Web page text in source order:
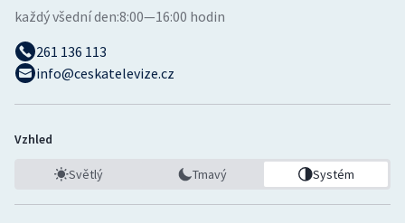
každý všední den:8:00—16:00 hodin
261 136 113
info@ceskatelevize.cz
Vzhled
Světlý Tmavý Systém